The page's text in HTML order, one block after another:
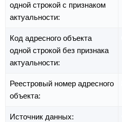
одной строкой с признаком
актуальности:
Код адресного объекта
одной строкой без признака
актуальности:
Реестровый номер адресного
объекта:
Источник данных: